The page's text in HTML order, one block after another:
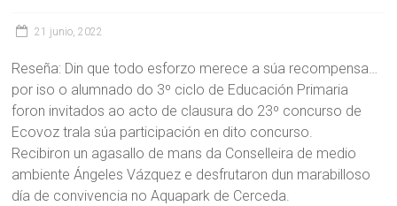
21 junio, 2022
Reseña: Din que todo esforzo merece a súa recompensa…
por iso o alumnado do 3º ciclo de Educación Primaria
foron invitados ao acto de clausura do 23º concurso de
Ecovoz trala súa participación en dito concurso.
Recibiron un agasallo de mans da Conselleira de medio
ambiente Ángeles Vázquez e desfrutaron dun marabilloso
día de convivencia no Aquapark de Cerceda.